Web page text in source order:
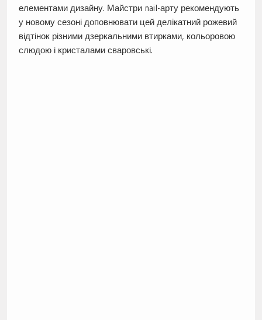
елементами дизайну. Майстри nail-арту рекомендують
у новому сезоні доповнювати цей делікатний рожевий
відтінок різними дзеркальними втирками, кольоровою
слюдою і кристалами сваровські.